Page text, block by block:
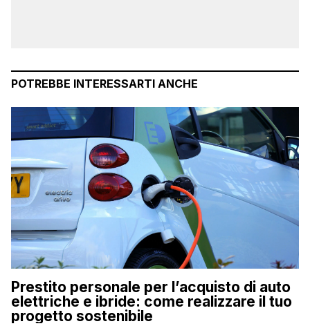
POTREBBE INTERESSARTI ANCHE
Prestito personale per l’acquisto di auto
elettriche e ibride: come realizzare il tuo
progetto sostenibile